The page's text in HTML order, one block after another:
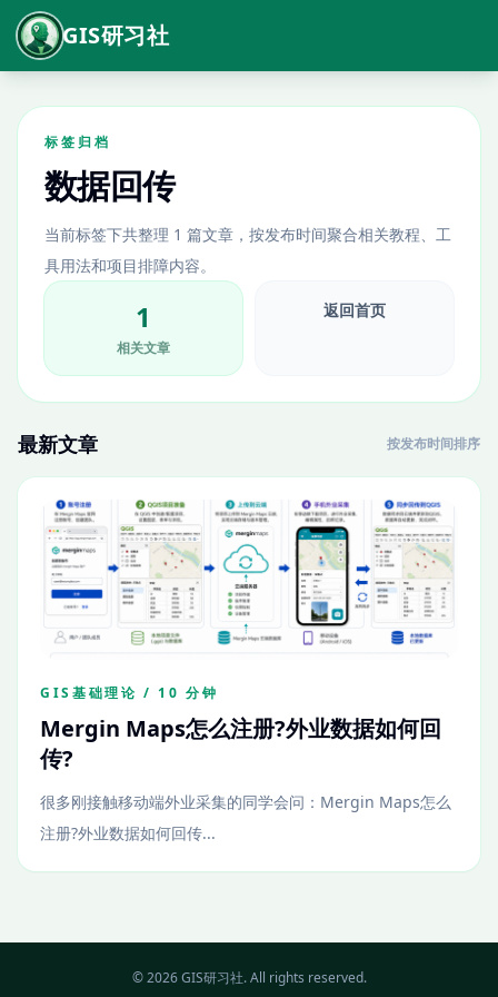
GIS研习社
标签归档
数据回传
当前标签下共整理 1 篇文章，按发布时间聚合相关教程、工
具用法和项目排障内容。
1
相关文章
返回首页
最新文章 按发布时间排序
GIS基础理论 / 10 分钟
Mergin Maps怎么注册?外业数据如何回
传?
很多刚接触移动端外业采集的同学会问：Mergin Maps怎么
注册?外业数据如何回传...
© 2026 GIS研习社. All rights reserved.